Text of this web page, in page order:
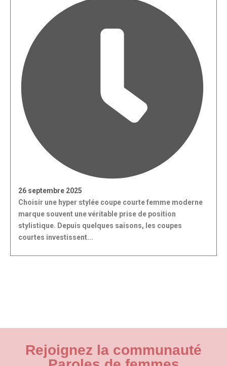
26 septembre 2025
Choisir une hyper stylée coupe courte femme moderne
marque souvent une véritable prise de position
stylistique. Depuis quelques saisons, les coupes
courtes investissent...
Rejoignez la communauté